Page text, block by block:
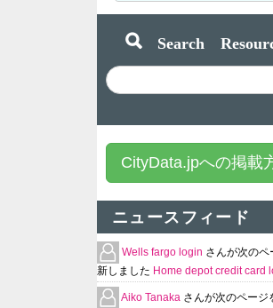
Search
CityData.jpへの掲載
ニュースフィード
Wells fargo login さんが次のペ
新しました Home depot credit card
Aiko Tanaka さんが次のページ